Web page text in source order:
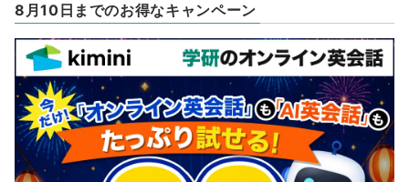
8月10日までのお得なキャンペーン